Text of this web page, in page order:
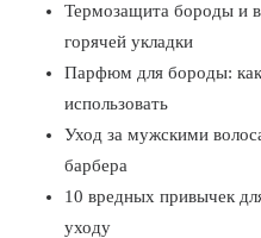
Термозащита бороды и
горячей укладки
Парфюм для бороды:
использовать
Уход за мужскими
барбера
10 вредных привычек
уходу